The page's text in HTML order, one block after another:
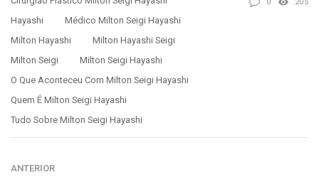
Hayashi
Médico Milton Seigi Hayashi
Milton Hayashi
Milton Hayashi Seigi
Milton Seigi
Milton Seigi Hayashi
O Que Aconteceu Com Milton Seigi Hayashi
Quem É Milton Seigi Hayashi
Tudo Sobre Milton Seigi Hayashi
ANTERIOR